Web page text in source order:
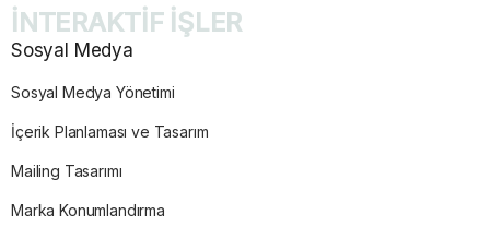
İNTERAKTİF İŞLER
Sosyal Medya
Sosyal Medya Yönetimi
İçerik Planlaması ve Tasarım
Mailing Tasarımı
Marka Konumlandırma